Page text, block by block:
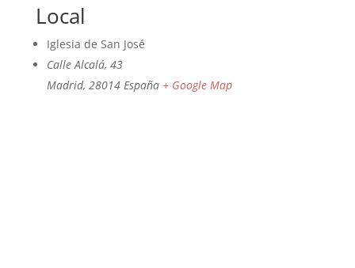
Local
Iglesia de San José
Calle Alcalá, 43
Madrid, 28014 España + Google Map